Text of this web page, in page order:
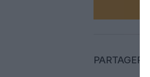
PARTAGER